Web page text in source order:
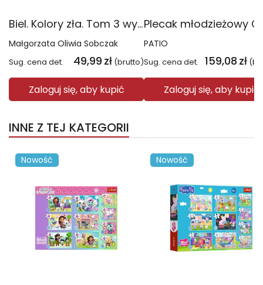
Biel. Kolory zła. Tom 3 wyd. 2025
Małgorzata Oliwia Sobczak
Sug. cena det. 49,99 zł (brutto)
Zaloguj się, aby kupić
PATIO
Sug. cena det. 159,08 zł
Zaloguj się, aby kupić
INNE Z TEJ KATEGORII
Nowość Nowość